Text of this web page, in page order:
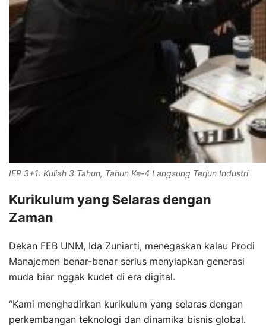
IEP 3+1: Kuliah 3 Tahun, Tahun Ke-4 Langsung Terjun Industri
Kurikulum yang Selaras dengan
Zaman
Dekan FEB UNM, Ida Zuniarti, menegaskan kalau Prodi
Manajemen benar-benar serius menyiapkan generasi
muda biar nggak kudet di era digital.
“Kami menghadirkan kurikulum yang selaras dengan
perkembangan teknologi dan dinamika bisnis global.